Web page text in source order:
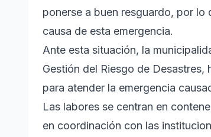
ponerse a buen resguardo, por lo
causa de esta emergencia.
Ante esta situación, la
Gestión del Riesgo de
para atender la emergencia
Las labores se centran en
en coordinación con las